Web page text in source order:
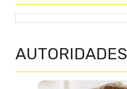
AUTORIDADES